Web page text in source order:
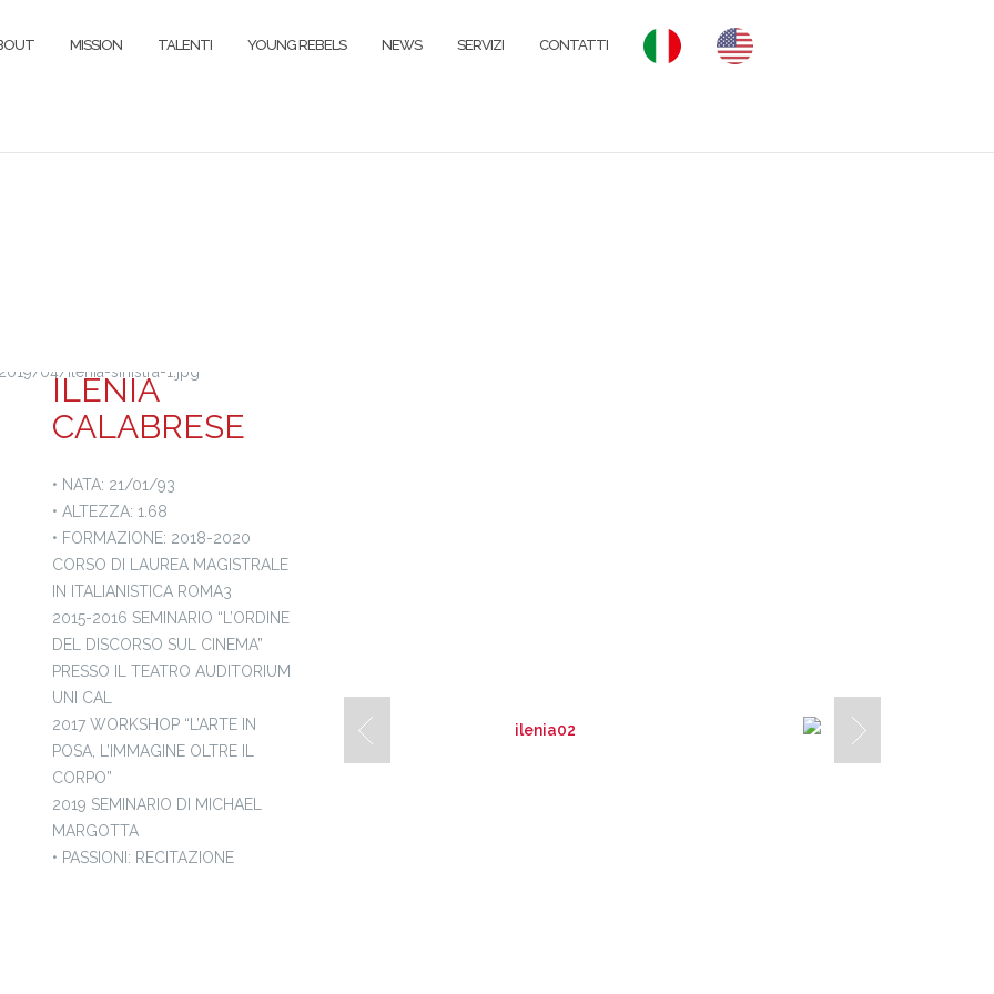
MISSION TALENTI YOUNG REBELS NEWS SERVIZI CONTATTI
ILENIA
CALABRESE
• NATA: 21/01/93
• ALTEZZA: 1.68
• FORMAZIONE: 2018-2020
CORSO DI LAUREA MAGISTRALE
IN ITALIANISTICA ROMA3
2015-2016 SEMINARIO “L’ORDINE
DEL DISCORSO SUL CINEMA”
PRESSO IL TEATRO AUDITORIUM
UNI CAL
2017 WORKSHOP “L’ARTE IN
POSA, L’IMMAGINE OLTRE IL
CORPO”
2019 SEMINARIO DI MICHAEL
MARGOTTA
• PASSIONI: RECITAZIONE